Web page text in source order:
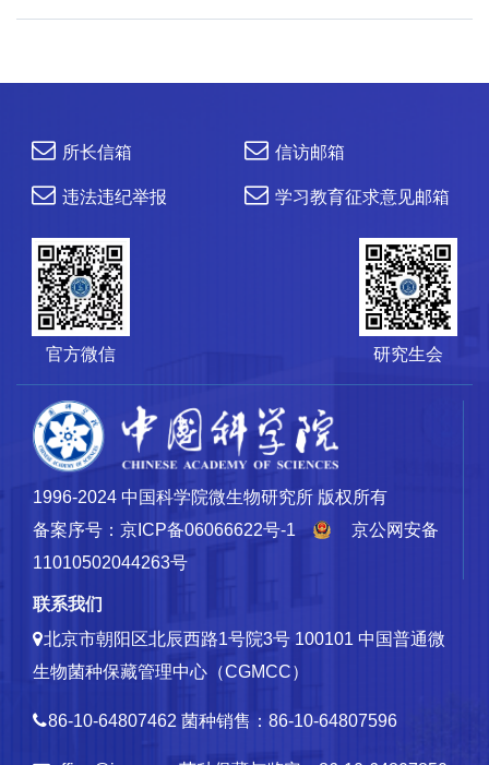
所长信箱 信访邮箱
违法违纪举报 学习教育征求意见邮箱
官方微信 研究生会
1996-2024 中国科学院微生物研究所 版权所有
备案序号：京ICP备06066622号-1
京公网安备
11010502044263号
联系我们
北京市朝阳区北辰西路1号院3号 100101 中国普通微
生物菌种保藏管理中心（CGMCC）
86-10-64807462 菌种销售：86-10-64807596